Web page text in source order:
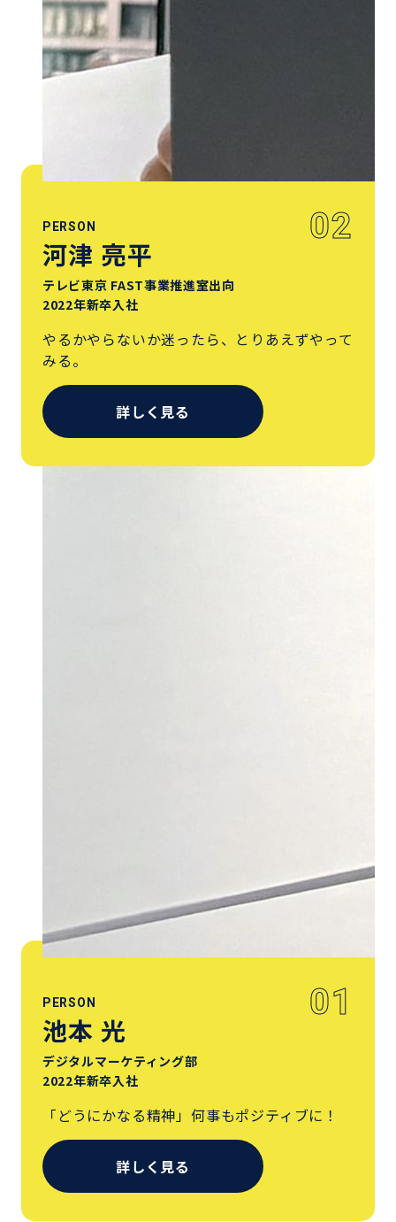
PERSON 01
池本 光
デジタルマーケティング部
2022年新卒入社
「どうにかなる精神」何事もポジティブに！
詳しく見る
PERSON 02
河津 亮平
テレビ東京 FAST事業推進室出向
2022年新卒入社
やるかやらないか迷ったら、とりあえずやって
みる。
詳しく見る